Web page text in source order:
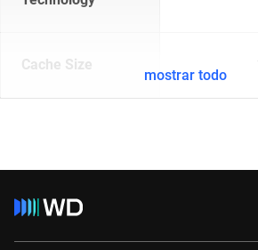
Cache Size
mostrar todo